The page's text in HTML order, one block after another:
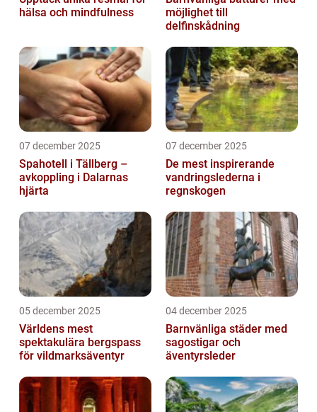
hälsa och mindfulness
möjlighet till
delfinskådning
07 december 2025
Spahotell i Tällberg –
avkoppling i Dalarnas
hjärta
07 december 2025
De mest inspirerande
vandringslederna i
regnskogen
05 december 2025
Världens mest
spektakulära bergspass
för vildmarksäventyr
04 december 2025
Barnvänliga städer med
sagostigar och
äventyrsleder